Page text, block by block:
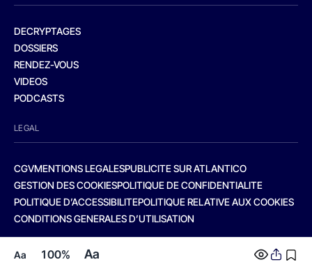
Aa 100% Aa
DECRYPTAGES
DOSSIERS
RENDEZ-VOUS
VIDEOS
PODCASTS
LEGAL
CGVMENTIONS LEGALESPUBLICITE SUR ATLANTICO
GESTION DES COOKIESPOLITIQUE DE CONFIDENTIALITE
POLITIQUE D’ACCESSIBILITEPOLITIQUE RELATIVE AUX COOKIES
CONDITIONS GENERALES D’UTILISATION